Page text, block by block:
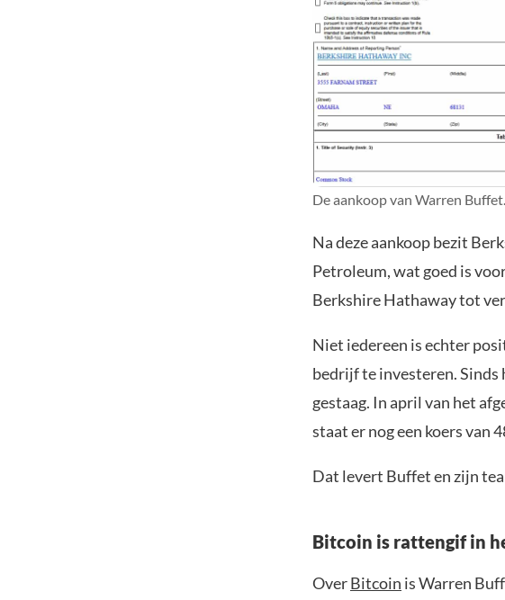
De aankoop van Warren Buffet.
Na deze aankoop bezit
Petroleum, wat goed is
Berkshire Hathaway tot
Niet iedereen is echter
bedrijf te investeren.
gestaag. In april van het
staat er nog een koers van
Dat levert Buffet en zijn
Bitcoin is rattengif in
OverBitcoin is Warren